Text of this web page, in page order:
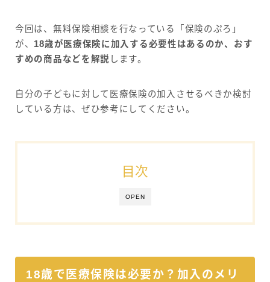
今回は、無料保険相談を行なっている「保険のぷろ」
が、 18歳が医療保険に加入する必要性はあるのか、おす
すめの商品などを解説 します。
自分の子どもに対して医療保険の加入させるべきか検討
している方は、ぜひ参考にしてください。
OPEN
目次
18歳で医療保険は必要か？加入のメリ